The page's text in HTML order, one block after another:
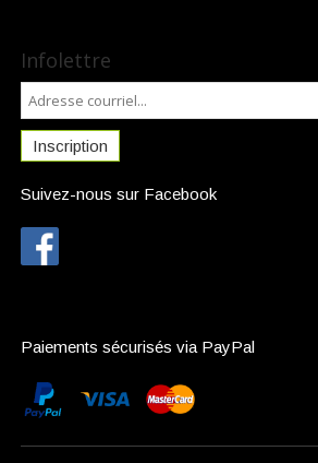
Infolettre
Inscription
Suivez-nous sur Facebook
Paiements sécurisés via PayPal